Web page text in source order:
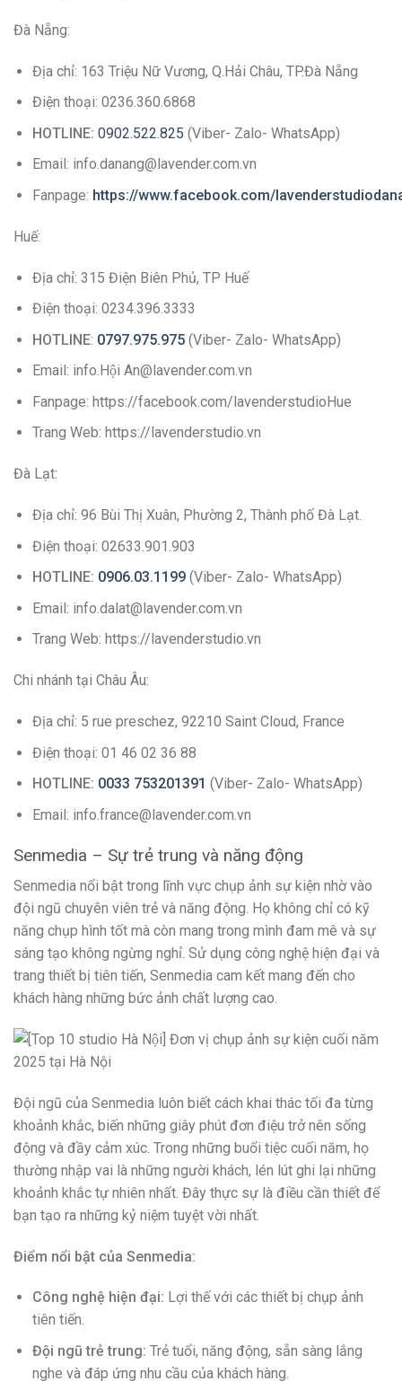
Đà Nẵng:
Địa chỉ: 163 Triệu Nữ Vương, Q.Hải Châu, TP.Đà Nẵng
Điện thoại: 0236.360.6868
HOTLINE: 0902.522.825 (Viber- Zalo- WhatsApp)
Email: info.danang@lavender.com.vn
Fanpage: https://www.facebook.com/
Huế:
Địa chỉ: 315 Điện Biên Phủ, TP Huế
Điện thoại: 0234.396.3333
HOTLINE: 0797.975.975(Viber- Zalo- WhatsApp)
Email: info.Hội An@lavender.com.vn
Fanpage: https://facebook.com/lavenderstudioHue
Trang Web: https://lavenderstudio.vn
Đà Lạt:
Địa chỉ: 96 Bùi Thị Xuân, Phường 2, Thành phố Đà Lạt.
Điện thoại: 02633.901.903
HOTLINE: 0906.03.1199(Viber- Zalo- WhatsApp)
Email: info.dalat@lavender.com.vn
Trang Web: https://lavenderstudio.vn
Chi nhánh tại Châu Âu:
Địa chỉ: 5 rue preschez, 92210 Saint Cloud, France
Điện thoại: 01 46 02 36 88
HOTLINE: 0033 753201391 (Viber- Zalo- WhatsApp)
Email: info.france@lavender.com.vn
Senmedia – Sự trẻ trung và năng động
Senmedia nổi bật trong lĩnh vực chụp ảnh sự kiện nhờ vào
đội ngũ chuyên viên trẻ và năng động. Họ không chỉ có kỹ
năng chụp hình tốt mà còn mang trong mình đam mê và sự
sáng tạo không ngừng nghỉ. Sử dụng công nghệ hiện đại và
trang thiết bị tiên tiến, Senmedia cam kết mang đến cho
khách hàng những bức ảnh chất lượng cao.
Đội ngũ của Senmedia luôn biết cách khai thác tối đa từng
khoảnh khắc, biến những giây phút đơn điệu trở nên sống
động và đầy cảm xúc. Trong những buổi tiệc cuối năm, họ
thường nhập vai là những người khách, lén lút ghi lại những
khoảnh khắc tự nhiên nhất. Đây thực sự là điều cần thiết để
bạn tạo ra những kỷ niệm tuyệt vời nhất.
Điểm nổi bật của Senmedia:
Công nghệ hiện đại: Lợi thế với các thiết bị chụp ảnh
tiên tiến.
Đội ngũ trẻ trung: Trẻ tuổi, năng động, sẵn sàng lắng
nghe và đáp ứng nhu cầu của khách hàng.